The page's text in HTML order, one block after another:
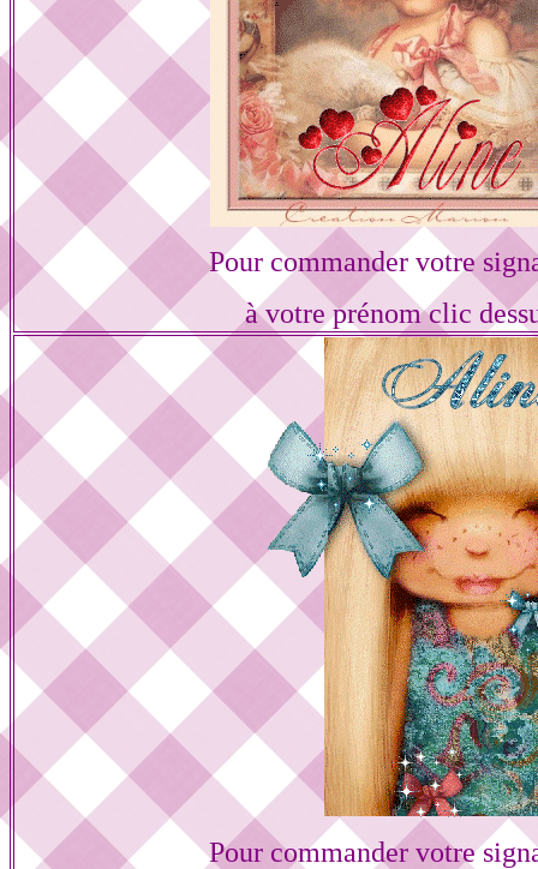
Pour commander votre
à votre prénom clic
Pour commander votre